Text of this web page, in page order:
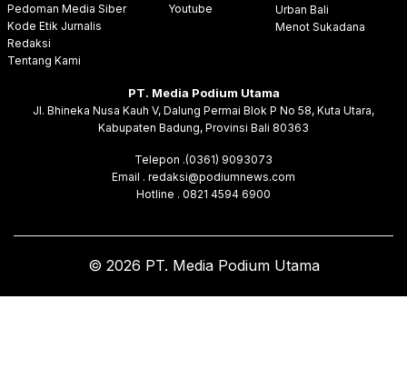
Pedoman Media Siber
Kode Etik Jurnalis
Redaksi
Tentang Kami
Youtube
Urban Bali
Menot Sukadana
PT. Media Podium Utama
Jl. Bhineka Nusa Kauh V, Dalung Permai Blok P No 58, Kuta Utara,
Kabupaten Badung, Provinsi Bali 80363
Telepon .(0361) 9093073
Email . redaksi@podiumnews.com
Hotline . 0821 4594 6900
© 2026 PT. Media Podium Utama